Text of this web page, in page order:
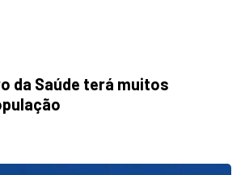
da Saúde terá muitos